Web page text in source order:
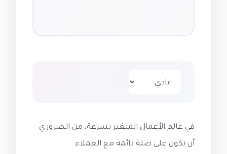
في عالم الأعمال المتغير بسرعة، من الضروري
أن تكون على صلة دائمة مع العملاء